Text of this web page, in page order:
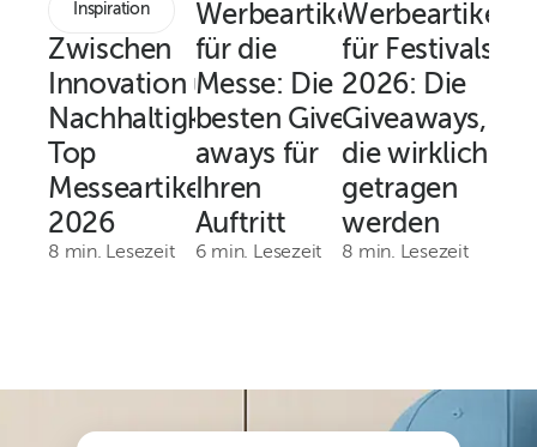
Inspiration
Zwischen
Innovation und
Nachhaltigkeit:
Top
Messeartikel
2026
8 min. Lesezeit
Werbeartikel
für die
Messe: Die
besten Give-
aways für
Ihren
Auftritt
6 min. Lesezeit
Werbeartikel
für Festivals
2026: Die
Giveaways,
die wirklich
getragen
werden
8 min. Lesezeit